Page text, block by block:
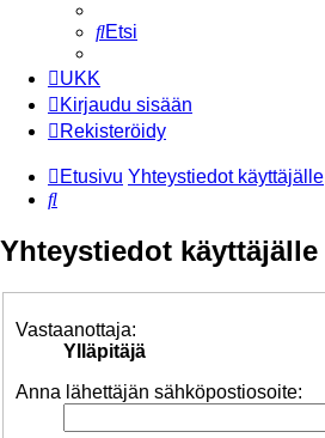
Etsi
UKK
Kirjaudu sisään
Rekisteröidy
Etusivu Yhteystiedot käyttäjälle
Etsi
Yhteystiedot käyttäjälle
Vastaanottaja:
Ylläpitäjä
Anna lähettäjän sähköpostiosoite: